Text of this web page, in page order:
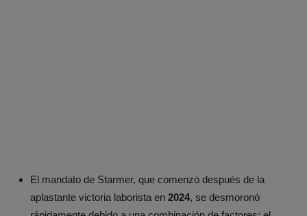
El mandato de Starmer, que comenzó después de la
aplastante victoria laborista en 2024, se desmoronó